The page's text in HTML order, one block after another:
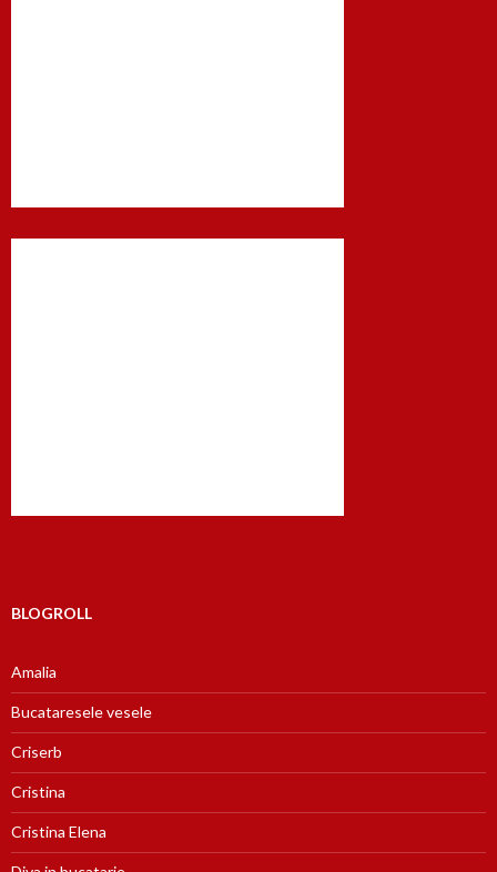
BLOGROLL
Amalia
Bucataresele vesele
Criserb
Cristina
Cristina Elena